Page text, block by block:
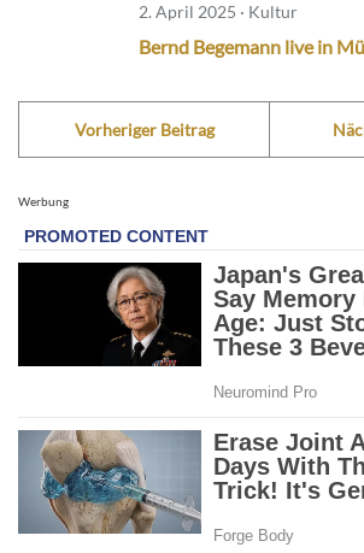
2. April 2025 · Kultur
Bernd Begemann live in
Vorheriger Beitrag
Werbung